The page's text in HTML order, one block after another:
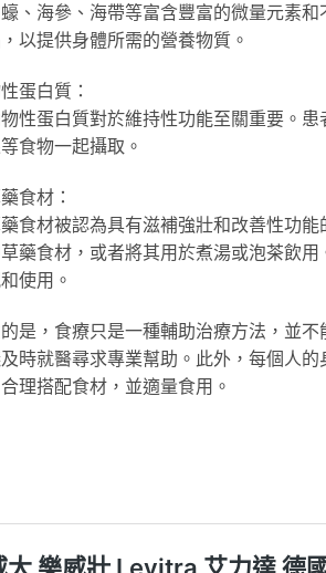
、海參、海帶等富含豐富的微量元素
以提供身體所需的營養物質。
蛋白質：
性蛋白質對於維持性功能至關重要。
食物一起攝取。
食材：
食材被認為具有滋補強壯和改善性功
藥食材，或者將其用於煮湯或泡茶飲
使用。
是，食療只是一種輔助治療方法，並
時就醫尋求專業幫助。此外，每個人
理搭配食材，並適量食用。